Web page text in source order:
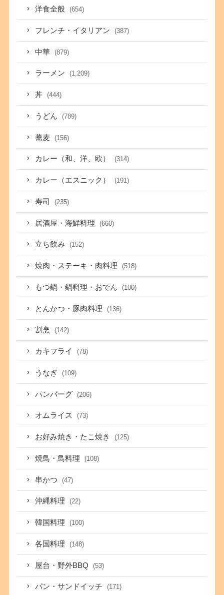
洋食全般 (654)
フレンチ・イタリアン (387)
中華 (879)
ラーメン (1,209)
丼 (444)
うどん (789)
蕎麦 (156)
カレー（和、洋、欧） (314)
カレー（エスニック） (191)
寿司 (235)
居酒屋・海鮮料理 (660)
立ち飲み (152)
焼肉・ステーキ・肉料理 (518)
もつ鍋・鍋料理・おでん (100)
とんかつ・豚肉料理 (136)
割烹 (142)
カキフライ (78)
うなぎ (109)
ハンバーグ (206)
オムライス (73)
お好み焼き・たこ焼き (125)
焼鳥・鳥料理 (108)
串かつ (47)
沖縄料理 (22)
韓国料理 (100)
各国料理 (148)
屋台・野外BBQ (53)
パン・サンドイッチ (171)